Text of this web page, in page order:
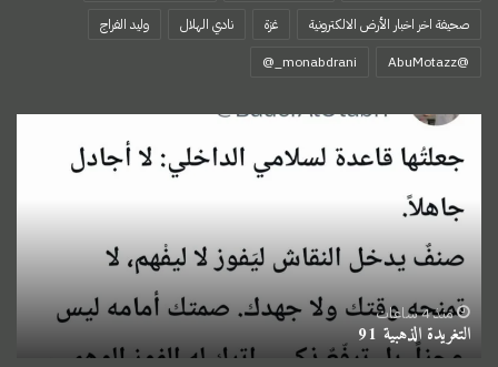
صحيفة اخر اخبار الأرض الالكترونية
غزة نادي الهلال
وليد الفراج
‏@AbuMotazz
التغريدة
منذ 4 ساعات
التغريدة الذهبية 91